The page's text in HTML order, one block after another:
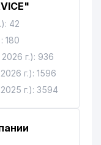
42
180
г.): 936
г.): 1596
г.): 3594